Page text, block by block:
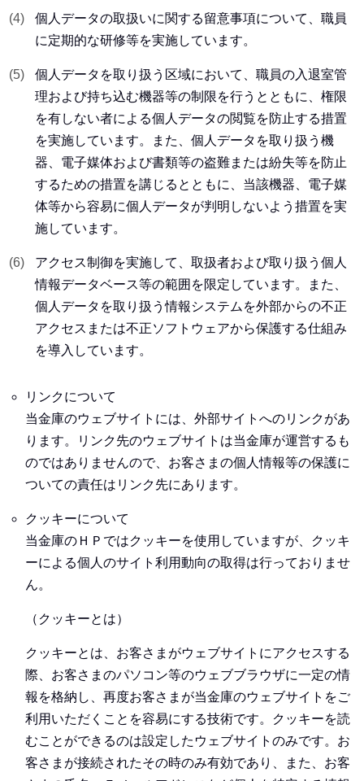
個人データの取扱いに関する留意事項について、職員
に定期的な研修等を実施しています。
個人データを取り扱う区域において、職員の入退室管
理および持ち込む機器等の制限を行うとともに、権限
を有しない者による個人データの閲覧を防止する措置
を実施しています。また、個人データを取り扱う機
器、電子媒体および書類等の盗難または紛失等を防止
するための措置を講じるとともに、当該機器、電子媒
体等から容易に個人データが判明しないよう措置を実
施しています。
アクセス制御を実施して、取扱者および取り扱う個人
情報データベース等の範囲を限定しています。また、
個人データを取り扱う情報システムを外部からの不正
アクセスまたは不正ソフトウェアから保護する仕組み
を導入しています。
リンクについて
当金庫のウェブサイトには、外部サイトへのリンクがあ
ります。リンク先のウェブサイトは当金庫が運営するも
のではありませんので、お客さまの個人情報等の保護に
ついての責任はリンク先にあります。
クッキーについて
当金庫のＨＰではクッキーを使用していますが、クッキ
ーによる個人のサイト利用動向の取得は行っておりませ
ん。
（クッキーとは）
クッキーとは、お客さまがウェブサイトにアクセスする
際、お客さまのパソコン等のウェブブラウザに一定の情
報を格納し、再度お客さまが当金庫のウェブサイトをご
利用いただくことを容易にする技術です。クッキーを読
むことができるのは設定したウェブサイトのみです。お
客さまが接続されたその時のみ有効であり、また、お客